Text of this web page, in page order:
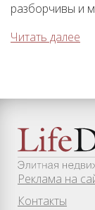
разборчивы и
Читать далее
Реклама на
Контакты